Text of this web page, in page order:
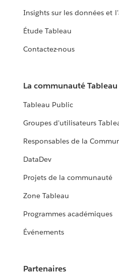
Insights sur les données et
Étude Tableau
Contactez-nous
La communauté Tableau
Tableau Public
Groupes d'utilisateurs
Responsables de la
DataDev
Projets de la communauté
Zone Tableau
Programmes académiques
Événements
Partenaires